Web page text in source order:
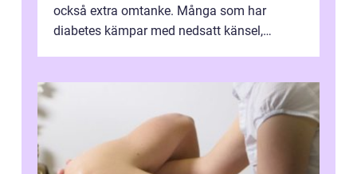
också extra omtanke. Många som har
diabetes kämpar med nedsatt känsel,